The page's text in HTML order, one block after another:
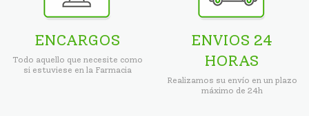
ENCARGOS
Todo aquello que necesite como
si estuviese en la Farmacia
ENVIOS 24
HORAS
Realizamos su envío en un plazo
máximo de 24h